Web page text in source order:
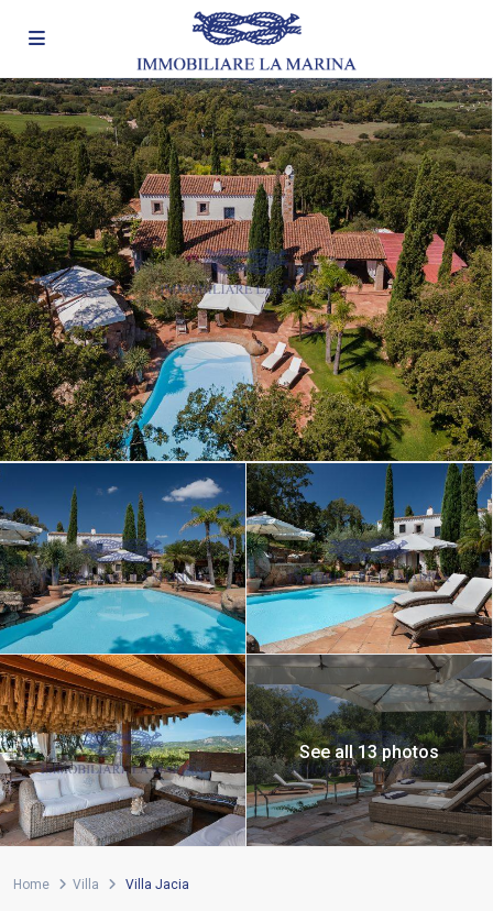
See all 13 photos
Home Villa Villa Jacia